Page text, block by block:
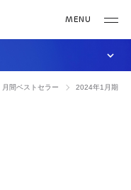
月間ベストセラー 2024年1月期